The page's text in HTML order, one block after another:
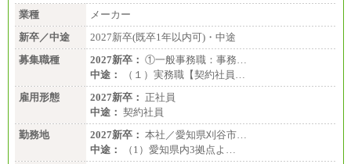
業種
メーカー
新卒／中途
2027新卒(既卒1年以内可)・中途
募集職種
2027新卒： ①一般事務職：事務…
中途：
（１）実務職【契約社員…
雇用形態
2027新卒： 正社員
中途： 契約社員
勤務地
2027新卒： 本社／愛知県刈谷市…
中途：
（1）愛知県内3拠点よ…